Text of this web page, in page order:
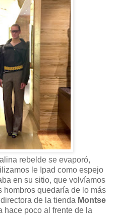
rebelde se evaporó,
le Ipad como espejo
en su sitio, que volvíamos
hombros quedaría de lo más
de la tienda Montse
hace poco al frente de la